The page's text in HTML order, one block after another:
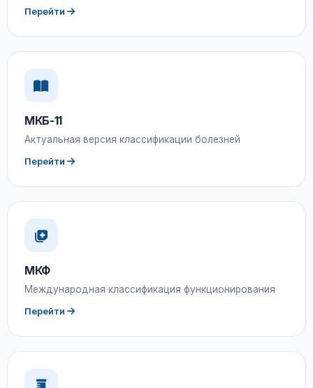
Перейти
МКБ-11
Актуальная версия классификации болезней
Перейти
МКФ
Международная классификация функционирования
Перейти